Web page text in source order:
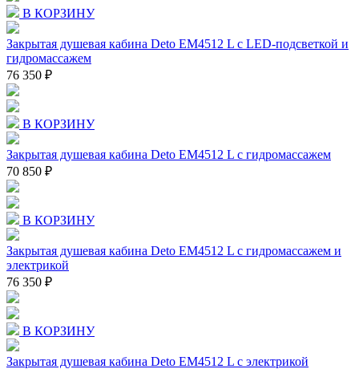
В КОРЗИНУ
Закрытая душевая кабина Deto EM4512 L с LED-подсветкой и
гидромассажем
76 350 ₽
В КОРЗИНУ
Закрытая душевая кабина Deto EM4512 L с гидромассажем
70 850 ₽
В КОРЗИНУ
Закрытая душевая кабина Deto EM4512 L с гидромассажем и
электрикой
76 350 ₽
В КОРЗИНУ
Закрытая душевая кабина Deto EM4512 L с электрикой